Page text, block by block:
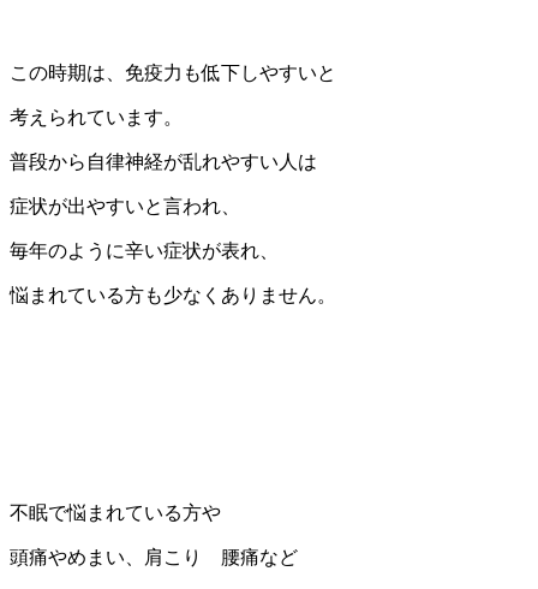
この時期は、免疫力も低下しやすいと
考えられています。
普段から自律神経が乱れやすい人は
症状が出やすいと言われ、
毎年のように辛い症状が表れ、
悩まれている方も少なくありません。
不眠で悩まれている方や
頭痛やめまい、肩こり 腰痛など